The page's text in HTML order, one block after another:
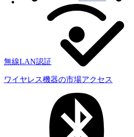
無線LAN認証
ワイヤレス機器の市場アクセス